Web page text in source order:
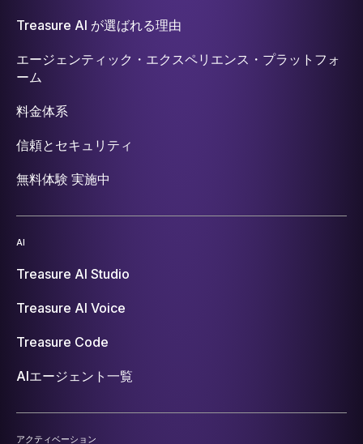
Treasure AI が選ばれる理由
エージェンティック・エクスペリエンス・プラットフォ
ーム
料金体系
信頼とセキュリティ
無料体験 実施中
AI
Treasure AI Studio
Treasure AI Voice
Treasure Code
AIエージェント一覧
アクティベーション